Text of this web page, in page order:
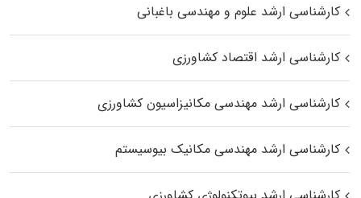
کارشناسی ارشد علوم و مهندسی باغبانی
کارشناسی ارشد اقتصاد کشاورزی
کارشناسی ارشد مهندسی مکانیزاسیون کشاورزی
کارشناسی ارشد مهندسی مکانیک بیوسیستم